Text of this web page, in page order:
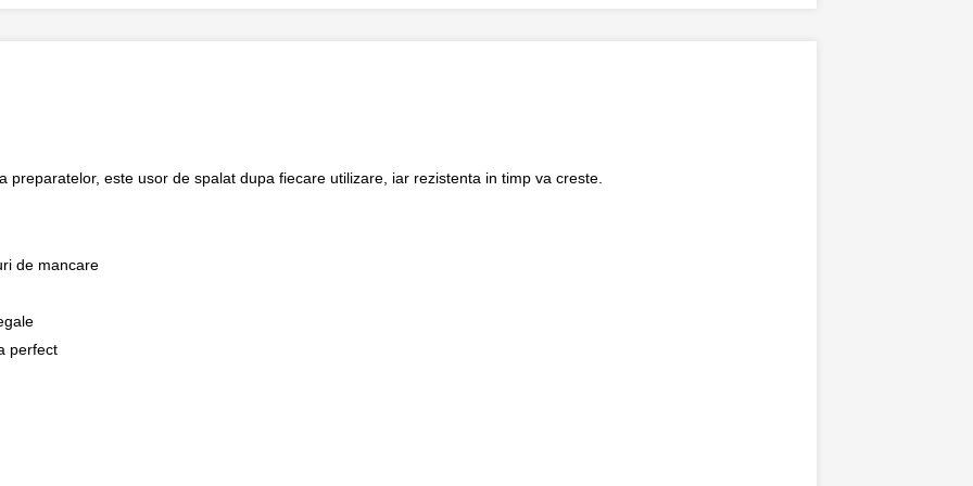
este usor de spalat dupa fiecare utilizare, iar rezistenta in timp va creste.
de mancare
perfect